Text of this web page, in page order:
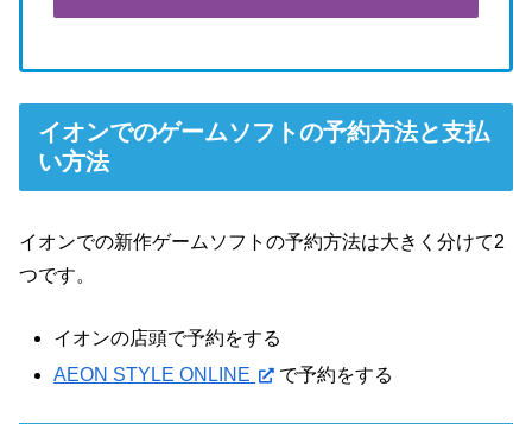
イオンでのゲームソフトの予約方法と支払
い方法
イオンでの新作ゲームソフトの予約方法は大きく分けて2
つです。
イオンの店頭で予約をする
AEON STYLE ONLINE
で予約をする